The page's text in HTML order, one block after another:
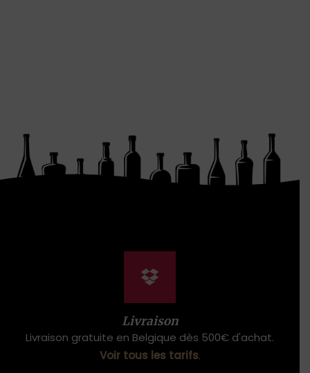
Livraison
Livraison gratuite en Belgique dès 500€ d'achat.
Voir tous les tarifs.